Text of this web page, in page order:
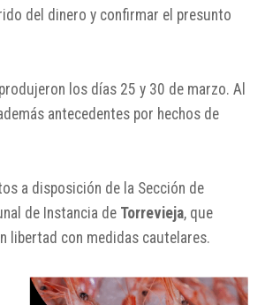
del dinero y confirmar el presunto
los días 25 y 30 de marzo. Al
antecedentes por hechos de
a disposición de la Sección de
de Instancia de Torrevieja, que
libertad con medidas cautelares.